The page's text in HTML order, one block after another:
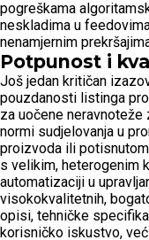
pogreškama
neskladima u
nenamjernim
Potpunost i
Još jedan kritičan
pouzdanosti listinga
za uočene
normi sudjelovanja u
proizvoda ili
s velikim, heterogenim
automatizaciji u
visokokvalitetnih,
opisi, tehničke
korisničko iskustvo,